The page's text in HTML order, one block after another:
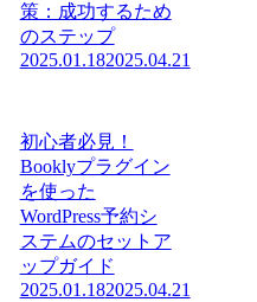
策：成功するため
のステップ
2025.01.182025.04.21
初心者必見！
Booklyプラグイン
を使った
WordPress予約シ
ステムのセットア
ップガイド
2025.01.182025.04.21